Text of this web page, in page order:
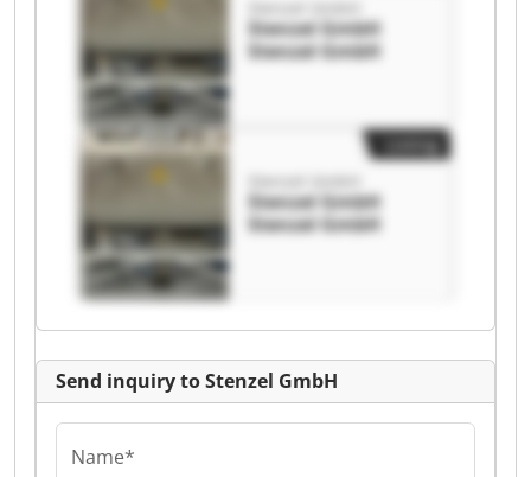
Stenzel GmbH
Stenzel GmbH
Stenzel GmbH
Stenzel GmbH
Stenzel GmbH
Stenzel GmbH
Send inquiry to Stenzel GmbH
Name*